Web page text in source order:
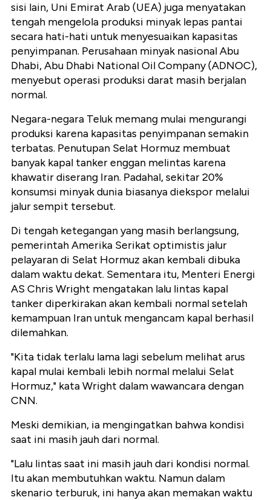
sisi lain, Uni Emirat Arab (UEA) juga menyatakan
tengah mengelola produksi minyak lepas pantai
secara hati-hati untuk menyesuaikan kapasitas
penyimpanan. Perusahaan minyak nasional Abu
Dhabi, Abu Dhabi National Oil Company (ADNOC),
menyebut operasi produksi darat masih berjalan
normal.
Negara-negara Teluk memang mulai mengurangi
produksi karena kapasitas penyimpanan semakin
terbatas. Penutupan Selat Hormuz membuat
banyak kapal tanker enggan melintas karena
khawatir diserang Iran. Padahal, sekitar 20%
konsumsi minyak dunia biasanya diekspor melalui
jalur sempit tersebut.
Di tengah ketegangan yang masih berlangsung,
pemerintah Amerika Serikat optimistis jalur
pelayaran di Selat Hormuz akan kembali dibuka
dalam waktu dekat. Sementara itu, Menteri Energi
AS Chris Wright mengatakan lalu lintas kapal
tanker diperkirakan akan kembali normal setelah
kemampuan Iran untuk mengancam kapal berhasil
dilemahkan.
"Kita tidak terlalu lama lagi sebelum melihat arus
kapal mulai kembali lebih normal melalui Selat
Hormuz," kata Wright dalam wawancara dengan
CNN.
Meski demikian, ia mengingatkan bahwa kondisi
saat ini masih jauh dari normal.
"Lalu lintas saat ini masih jauh dari kondisi normal.
Itu akan membutuhkan waktu. Namun dalam
skenario terburuk, ini hanya akan memakan waktu